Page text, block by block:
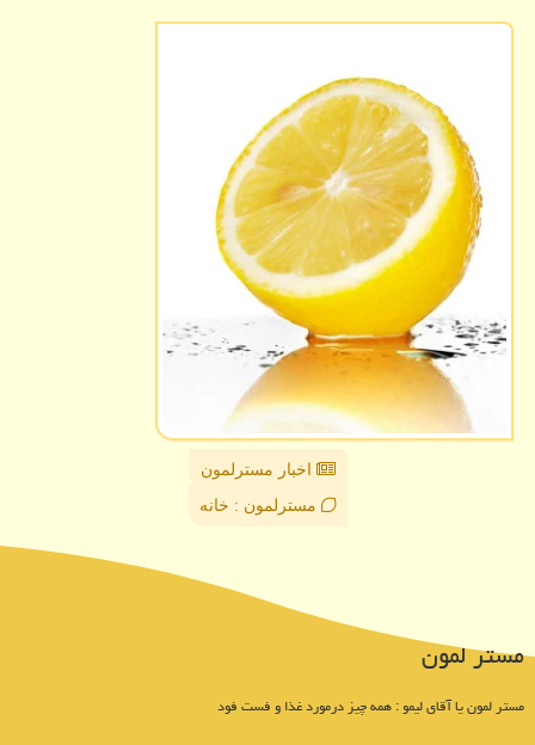
اخبار مسترلمون
مسترلمون : خانه
مستر لمون
مستر لمون یا آقای لیمو : همه چیز درمورد غذا و فست فود